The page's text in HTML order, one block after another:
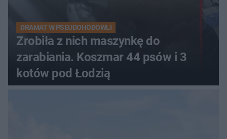
DRAMAT W PSEUDOHODOWLI
Zrobiła z nich maszynkę do
zarabiania. Koszmar 44 psów i 3
kotów pod Łodzią